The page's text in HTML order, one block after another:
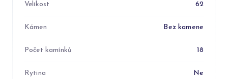
Velikost 62
Kámen Bez kamene
Počet kamínků 18
Rytina Ne